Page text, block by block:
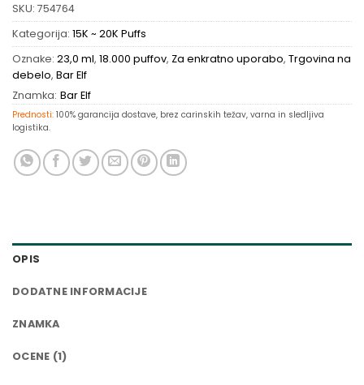
SKU: 754764
Kategorija: 15K ~ 20K Puffs
Oznake: 23,0 ml, 18.000 puffov, Za enkratno uporabo, Trgovina na
debelo, Bar Elf
Znamka: Bar Elf
Prednosti: 100% garancija dostave, brez carinskih težav, varna in sledljiva
logistika.
OPIS
DODATNE INFORMACIJE
ZNAMKA
OCENE (1)